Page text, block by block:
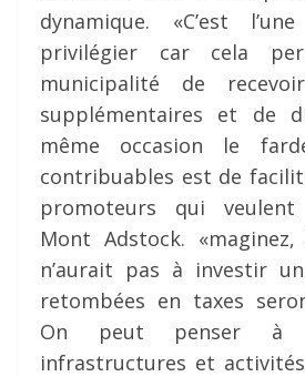
dynamique. «C’est
privilégier car cela
municipalité de
supplémentaires et de
même occasion le
contribuables est de
promoteurs qui
Mont Adstock.
n’aurait pas à investir
retombées en taxes
On peut penser à
infrastructures et